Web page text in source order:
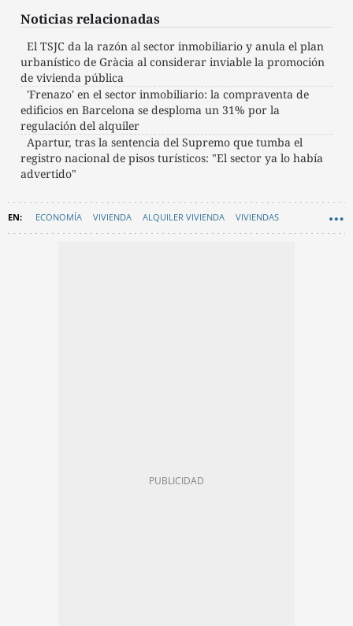
Noticias relacionadas
El TSJC da la razón al sector inmobiliario y anula el plan
urbanístico de Gràcia al considerar inviable la promoción
de vivienda pública
'Frenazo' en el sector inmobiliario: la compraventa de
edificios en Barcelona se desploma un 31% por la
regulación del alquiler
Apartur, tras la sentencia del Supremo que tumba el
registro nacional de pisos turísticos: "El sector ya lo había
advertido"
ECONOMÍA VIVIENDA ALQUILER VIVIENDA VIVIENDAS